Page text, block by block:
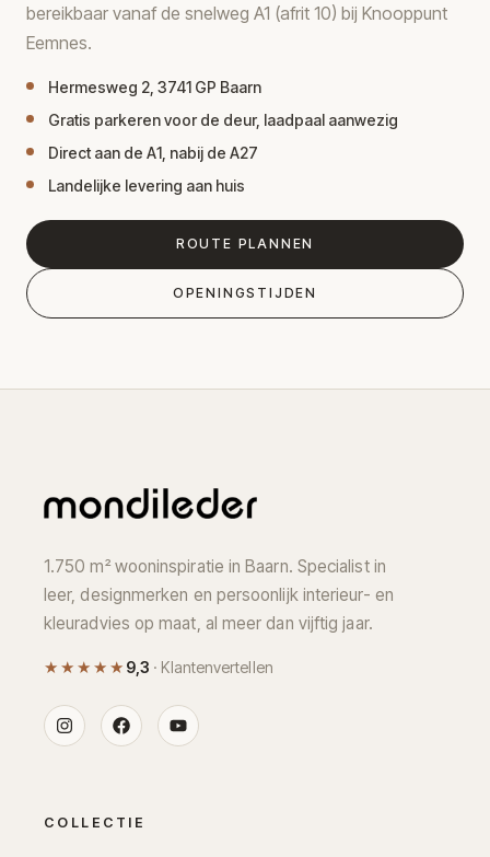
bereikbaar vanaf de snelweg A1 (afrit 10) bij Knooppunt
Eemnes.
Hermesweg 2, 3741 GP Baarn
Gratis parkeren voor de deur, laadpaal aanwezig
Direct aan de A1, nabij de A27
Landelijke levering aan huis
ROUTE PLANNEN
OPENINGSTIJDEN
1.750 m² wooninspiratie in Baarn. Specialist in
leer, designmerken en persoonlijk interieur- en
kleuradvies op maat, al meer dan vijftig jaar.
★★★★★ 9,3 · Klantenvertellen
COLLECTIE